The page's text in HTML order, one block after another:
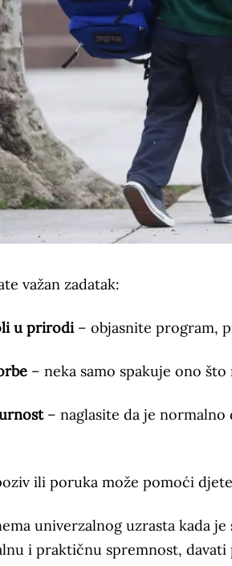
važan zadatak:
u prirodi– objasnite program,
– neka samo spakuje ono
– naglasite da je normalno
ili poruka može pomoći
univerzalnog uzrasta kada
i praktičnu spremnost,